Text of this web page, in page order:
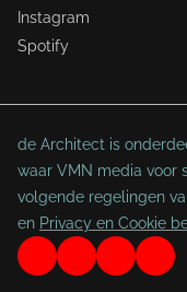
Instagram
Spotify
de Architect is
waar VMN media voor
volgende regelingen
en Privacy en Cookie